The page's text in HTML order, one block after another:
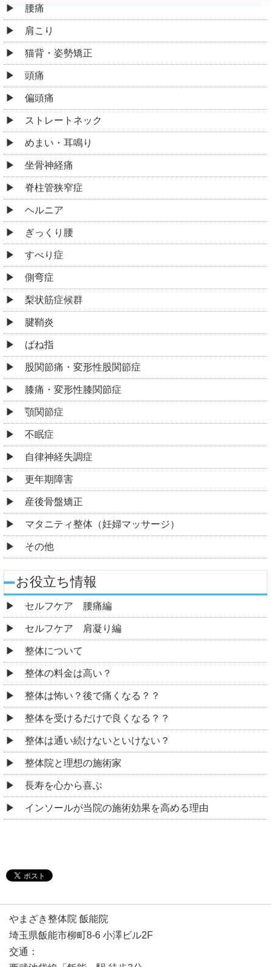
腰痛
肩こり
猫背・姿勢矯正
頭痛
偏頭痛
ストレートネック
めまい・耳鳴り
坐骨神経痛
脊柱管狭窄症
ヘルニア
ぎっくり腰
すべり症
側弯症
梨状筋症候群
腱鞘炎
ばね指
股関節痛・変形性股関節症
膝痛・変形性膝関節症
顎関節症
不眠症
自律神経失調症
更年期障害
産後骨盤矯正
マタニティ整体（妊婦マッサージ）
その他
お役立ち情報
セルフケア 腰痛編
セルフケア 肩凝り編
整体について
整体の料金は高い？
整体は怖い？後で痛くなる？？
整体を受けるだけで良くなる？？
整体は通い続けないといけない？
整体院と理想の施術家
長寿を心から喜ぶ
インソールが当院の施術効果を高める理由
やまざき整体院 飯能院
埼玉県飯能市柳町8-6 小澤ビル2F
交通：